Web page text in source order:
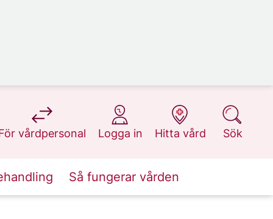
vårdpersonal
på 1177.se
Logga in
på 1177.se
Hitta vård
på 1177.se
Sök
på 1177.se
Så fungerar vården